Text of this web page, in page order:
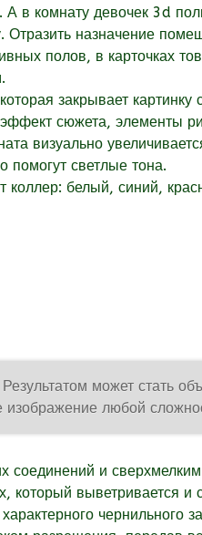
А в комнату девочек 3d
Отразить назначение
полов, в карточках
закрывает картинку
сюжета, элементы
визуально
помогут светлые тона.
белый, синий,
может стать
изображение любой
соединений и
который выветривается и
чернильного